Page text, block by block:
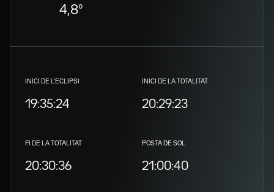
4,8º
INICI DE L'ECLIPSI
19:35:24
INICI DE LA TOTALITAT
20:29:23
FI DE LA TOTALITAT
20:30:36
POSTA DE SOL
21:00:40